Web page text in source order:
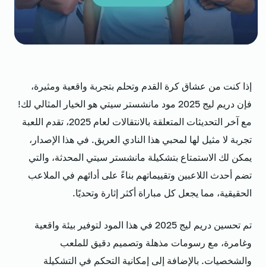
إذا كنت من عشاق كرة القدم وتحلم بتجربة واقعية ومثيرة،
فإن دريم ليج 2025 مود مانشستر سيتي هو الخيار المثالي لك!
مع آخر التحديثات المتعلقة بالانتقالات لعام 2025، تقدم اللعبة
تجربة لا مثيل لها لمحبي هذا النادي العريق. في هذا الإصدار،
يمكن لك الاستمتاع بتشكيلة مانشستر سيتي المحدثة، والتي
تضم أحدث اللاعبين وتقييماتهم بناءً على أدائهم في الملاعب
الحقيقية، مما يجعل كل مباراة أكثر إثارة وتحديًا.
تم تحسين دريم ليج 2025 في هذا المود لتوفير بيئة واقعية
وغامرة، مع رسومات مذهلة وتصميم دقيق للملعب
والشخصيات. بالإضافة إلى إمكانية التحكم في التشكيلة